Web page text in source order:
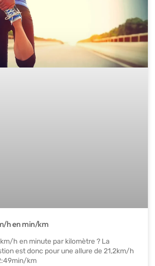
h en min/km
h en minute par kilomètre ? La
est donc pour une allure de 21,2km/h
km